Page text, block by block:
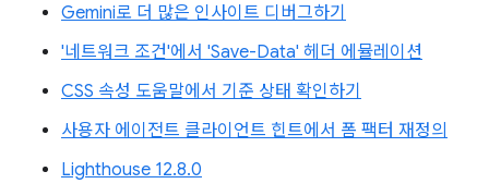
Gemini로 더 많은 인사이트 디버그하기
'네트워크 조건'에서 'Save-Data' 헤더 에뮬레이션
CSS 속성 도움말에서 기준 상태 확인하기
사용자 에이전트 클라이언트 힌트에서 폼 팩터 재정의
Lighthouse 12.8.0